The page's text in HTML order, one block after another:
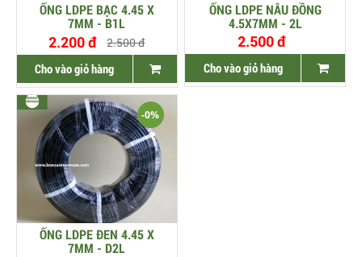
ỐNG LDPE BẠC 4.45 X
7MM - B1L
2.200 đ
2.500 đ
Cho vào giỏ hàng
ỐNG LDPE NÂU ĐỒNG
4.5X7MM - 2L
2.500 đ
Cho vào giỏ hàng
ỐNG LDPE ĐEN 4.45 X
7MM - D2L
-0%